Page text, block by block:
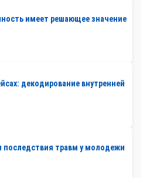
имеет решающее значение
декодирование внутренней
последствия травм у молодежи